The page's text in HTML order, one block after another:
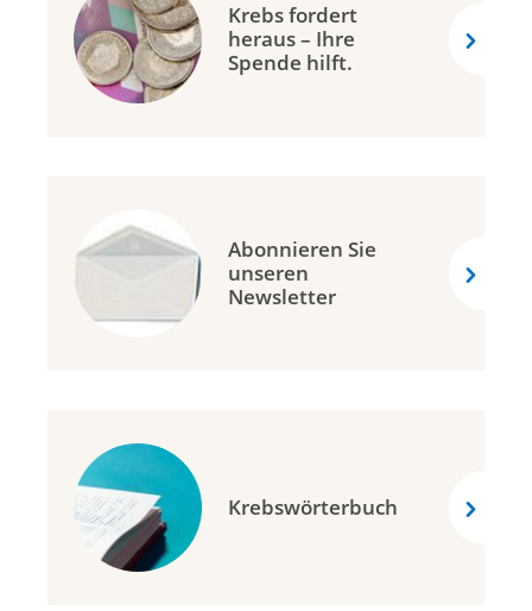
Krebs fordert
heraus – Ihre
Spende hilft.
Abonnieren Sie
unseren
Newsletter
Krebswörterbuch